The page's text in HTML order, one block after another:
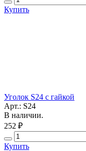
Купить
Уголок S24 с гайкой
Арт.: S24
В наличии.
252 ₽
Купить